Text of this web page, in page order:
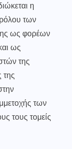
η
των
ως φορέων
ως
της
της
των
τους τομείς